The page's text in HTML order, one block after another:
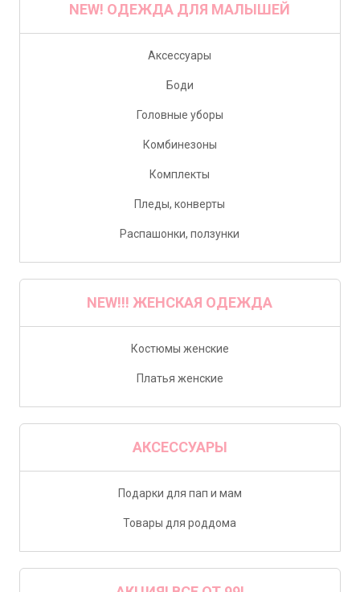
NEW! ОДЕЖДА ДЛЯ МАЛЫШЕЙ
Аксессуары
Боди
Головные уборы
Комбинезоны
Комплекты
Пледы, конверты
Распашонки, ползунки
NEW!!! ЖЕНСКАЯ ОДЕЖДА
Костюмы женские
Платья женские
АКСЕССУАРЫ
Подарки для пап и мам
Товары для роддома